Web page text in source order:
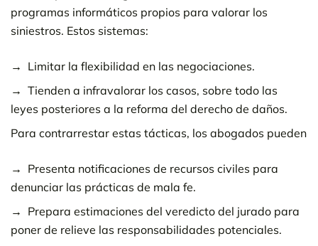
programas informáticos propios para valorar los
siniestros. Estos sistemas:
Limitar la flexibilidad en las negociaciones.
Tienden a infravalorar los casos, sobre todo las
leyes posteriores a la reforma del derecho de daños.
Para contrarrestar estas tácticas, los abogados pueden
Presenta notificaciones de recursos civiles para
denunciar las prácticas de mala fe.
Prepara estimaciones del veredicto del jurado para
poner de relieve las responsabilidades potenciales.